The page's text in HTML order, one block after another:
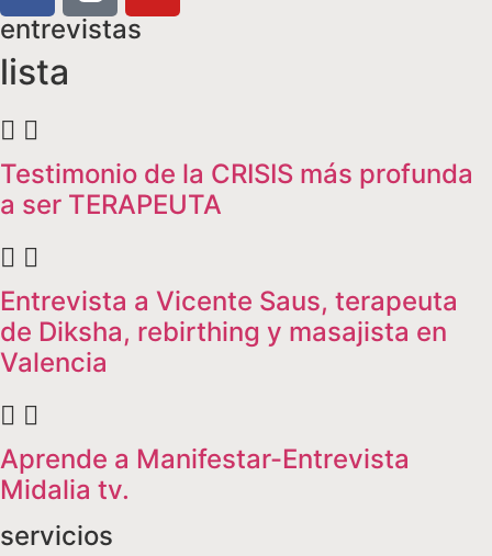
entrevistas
lista
Testimonio de la CRISIS más profunda
a ser TERAPEUTA
Entrevista a Vicente Saus, terapeuta
de Diksha, rebirthing y masajista en
Valencia
Aprende a Manifestar-Entrevista
Midalia tv.
servicios